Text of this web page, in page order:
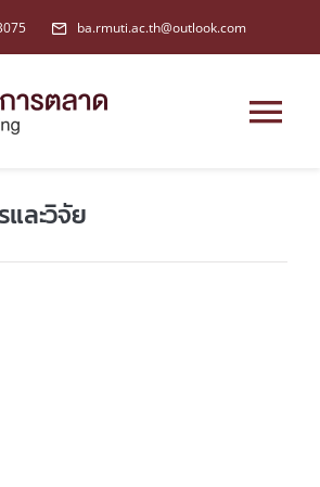
ba.rmuti.ac.th@outlook.com
และวิจัย